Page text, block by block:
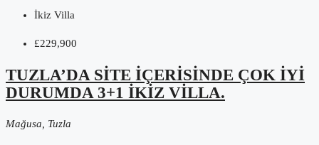
İkiz Villa
£229,900
TUZLA’DA SITE IÇERISINDE ÇOK IYI
DURUMDA 3+1 IKIZ VILLA.
Mağusa, Tuzla